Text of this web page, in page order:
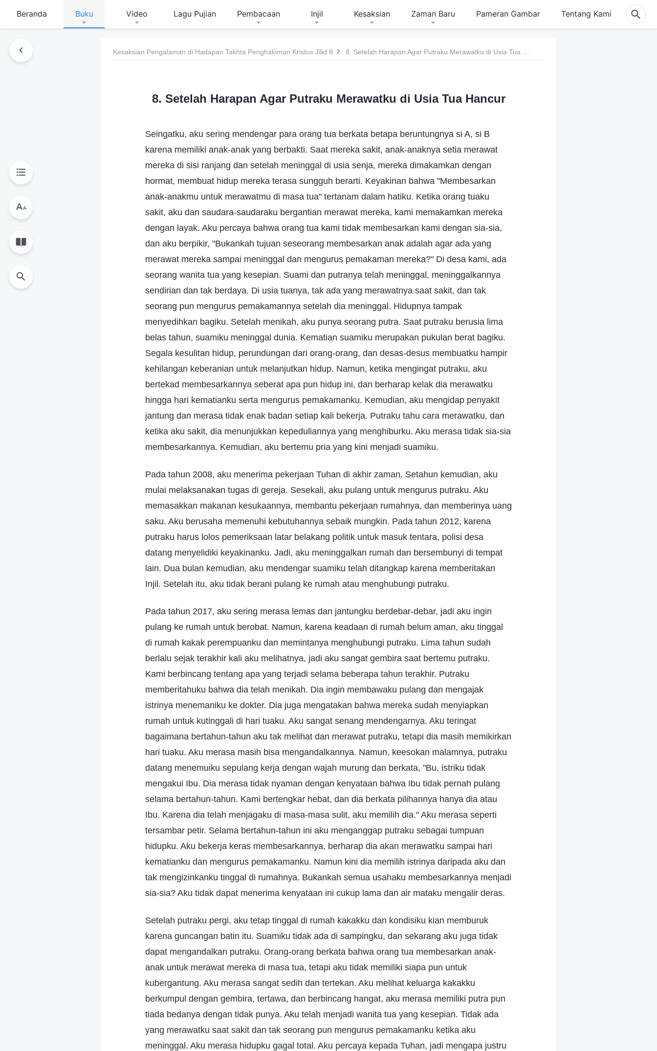
Beranda Buku Video Lagu Pujian Pembacaan Injil Kesaksian Zaman Baru Pameran Gambar Tentang Kami
Kesaksian Pengalaman di Hadapan Takhta Penghakiman Kristus Jilid 8
8. Setelah Harapan Agar Putraku Merawatku di Usia Tua Hancur
Seingatku, aku sering mendengar para orang tua berkata betapa beruntungnya si A, si B
karena memiliki anak-anak yang berbakti. Saat mereka sakit, anak-anaknya setia merawat
mereka di sisi ranjang dan setelah meninggal di usia senja, mereka dimakamkan dengan
hormat, membuat hidup mereka terasa sungguh berarti. Keyakinan bahwa "Membesarkan
anak-anakmu untuk merawatmu di masa tua" tertanam dalam hatiku. Ketika orang tuaku
sakit, aku dan saudara-saudaraku bergantian merawat mereka, kami memakamkan mereka
dengan layak. Aku percaya bahwa orang tua kami tidak membesarkan kami dengan sia-sia,
dan aku berpikir, "Bukankah tujuan seseorang membesarkan anak adalah agar ada yang
merawat mereka sampai meninggal dan mengurus pemakaman mereka?" Di desa kami, ada
seorang wanita tua yang kesepian. Suami dan putranya telah meninggal, meninggalkannya
sendirian dan tak berdaya. Di usia tuanya, tak ada yang merawatnya saat sakit, dan tak
seorang pun mengurus pemakamannya setelah dia meninggal. Hidupnya tampak
menyedihkan bagiku. Setelah menikah, aku punya seorang putra. Saat putraku berusia lima
belas tahun, suamiku meninggal dunia. Kematian suamiku merupakan pukulan berat bagiku.
Segala kesulitan hidup, perundungan dari orang-orang, dan desas-desus membuatku hampir
kehilangan keberanian untuk melanjutkan hidup. Namun, ketika mengingat putraku, aku
bertekad membesarkannya seberat apa pun hidup ini, dan berharap kelak dia merawatku
hingga hari kematianku serta mengurus pemakamanku. Kemudian, aku mengidap penyakit
jantung dan merasa tidak enak badan setiap kali bekerja. Putraku tahu cara merawatku, dan
ketika aku sakit, dia menunjukkan kepeduliannya yang menghiburku. Aku merasa tidak sia-sia
membesarkannya. Kemudian, aku bertemu pria yang kini menjadi suamiku.
Pada tahun 2008, aku menerima pekerjaan Tuhan di akhir zaman. Setahun kemudian, aku
mulai melaksanakan tugas di gereja. Sesekali, aku pulang untuk mengurus putraku. Aku
memasakkan makanan kesukaannya, membantu pekerjaan rumahnya, dan memberinya uang
saku. Aku berusaha memenuhi kebutuhannya sebaik mungkin. Pada tahun 2012, karena
putraku harus lolos pemeriksaan latar belakang politik untuk masuk tentara, polisi desa
datang menyelidiki keyakinanku. Jadi, aku meninggalkan rumah dan bersembunyi di tempat
lain. Dua bulan kemudian, aku mendengar suamiku telah ditangkap karena memberitakan
Injil. Setelah itu, aku tidak berani pulang ke rumah atau menghubungi putraku.
Pada tahun 2017, aku sering merasa lemas dan jantungku berdebar-debar, jadi aku ingin
pulang ke rumah untuk berobat. Namun, karena keadaan di rumah belum aman, aku tinggal
di rumah kakak perempuanku dan memintanya menghubungi putraku. Lima tahun sudah
berlalu sejak terakhir kali aku melihatnya, jadi aku sangat gembira saat bertemu putraku.
Kami berbincang tentang apa yang terjadi selama beberapa tahun terakhir. Putraku
memberitahuku bahwa dia telah menikah. Dia ingin membawaku pulang dan mengajak
istrinya menemaniku ke dokter. Dia juga mengatakan bahwa mereka sudah menyiapkan
rumah untuk kutinggali di hari tuaku. Aku sangat senang mendengarnya. Aku teringat
bagaimana bertahun-tahun aku tak melihat dan merawat putraku, tetapi dia masih memikirkan
hari tuaku. Aku merasa masih bisa mengandalkannya. Namun, keesokan malamnya, putraku
datang menemuiku sepulang kerja dengan wajah murung dan berkata, "Bu, istriku tidak
mengakui Ibu. Dia merasa tidak nyaman dengan kenyataan bahwa Ibu tidak pernah pulang
selama bertahun-tahun. Kami bertengkar hebat, dan dia berkata pilihannya hanya dia atau
Ibu. Karena dia telah menjagaku di masa-masa sulit, aku memilih dia." Aku merasa seperti
tersambar petir. Selama bertahun-tahun ini aku menganggap putraku sebagai tumpuan
hidupku. Aku bekerja keras membesarkannya, berharap dia akan merawatku sampai hari
kematianku dan mengurus pemakamanku. Namun kini dia memilih istrinya daripada aku dan
tak mengizinkanku tinggal di rumahnya. Bukankah semua usahaku membesarkannya menjadi
sia-sia? Aku tidak dapat menerima kenyataan ini cukup lama dan air mataku mengalir deras.
Setelah putraku pergi, aku tetap tinggal di rumah kakakku dan kondisiku kian memburuk
karena guncangan batin itu. Suamiku tidak ada di sampingku, dan sekarang aku juga tidak
dapat mengandalkan putraku. Orang-orang berkata bahwa orang tua membesarkan anak-
anak untuk merawat mereka di masa tua, tetapi aku tidak memiliki siapa pun untuk
kubergantung. Aku merasa sangat sedih dan tertekan. Aku melihat keluarga kakakku
berkumpul dengan gembira, tertawa, dan berbincang hangat, aku merasa memiliki putra pun
tiada bedanya dengan tidak punya. Aku telah menjadi wanita tua yang kesepian. Tidak ada
yang merawatku saat sakit dan tak seorang pun mengurus pemakamanku ketika aku
meninggal. Aku merasa hidupku gagal total. Aku percaya kepada Tuhan, jadi mengapa justru